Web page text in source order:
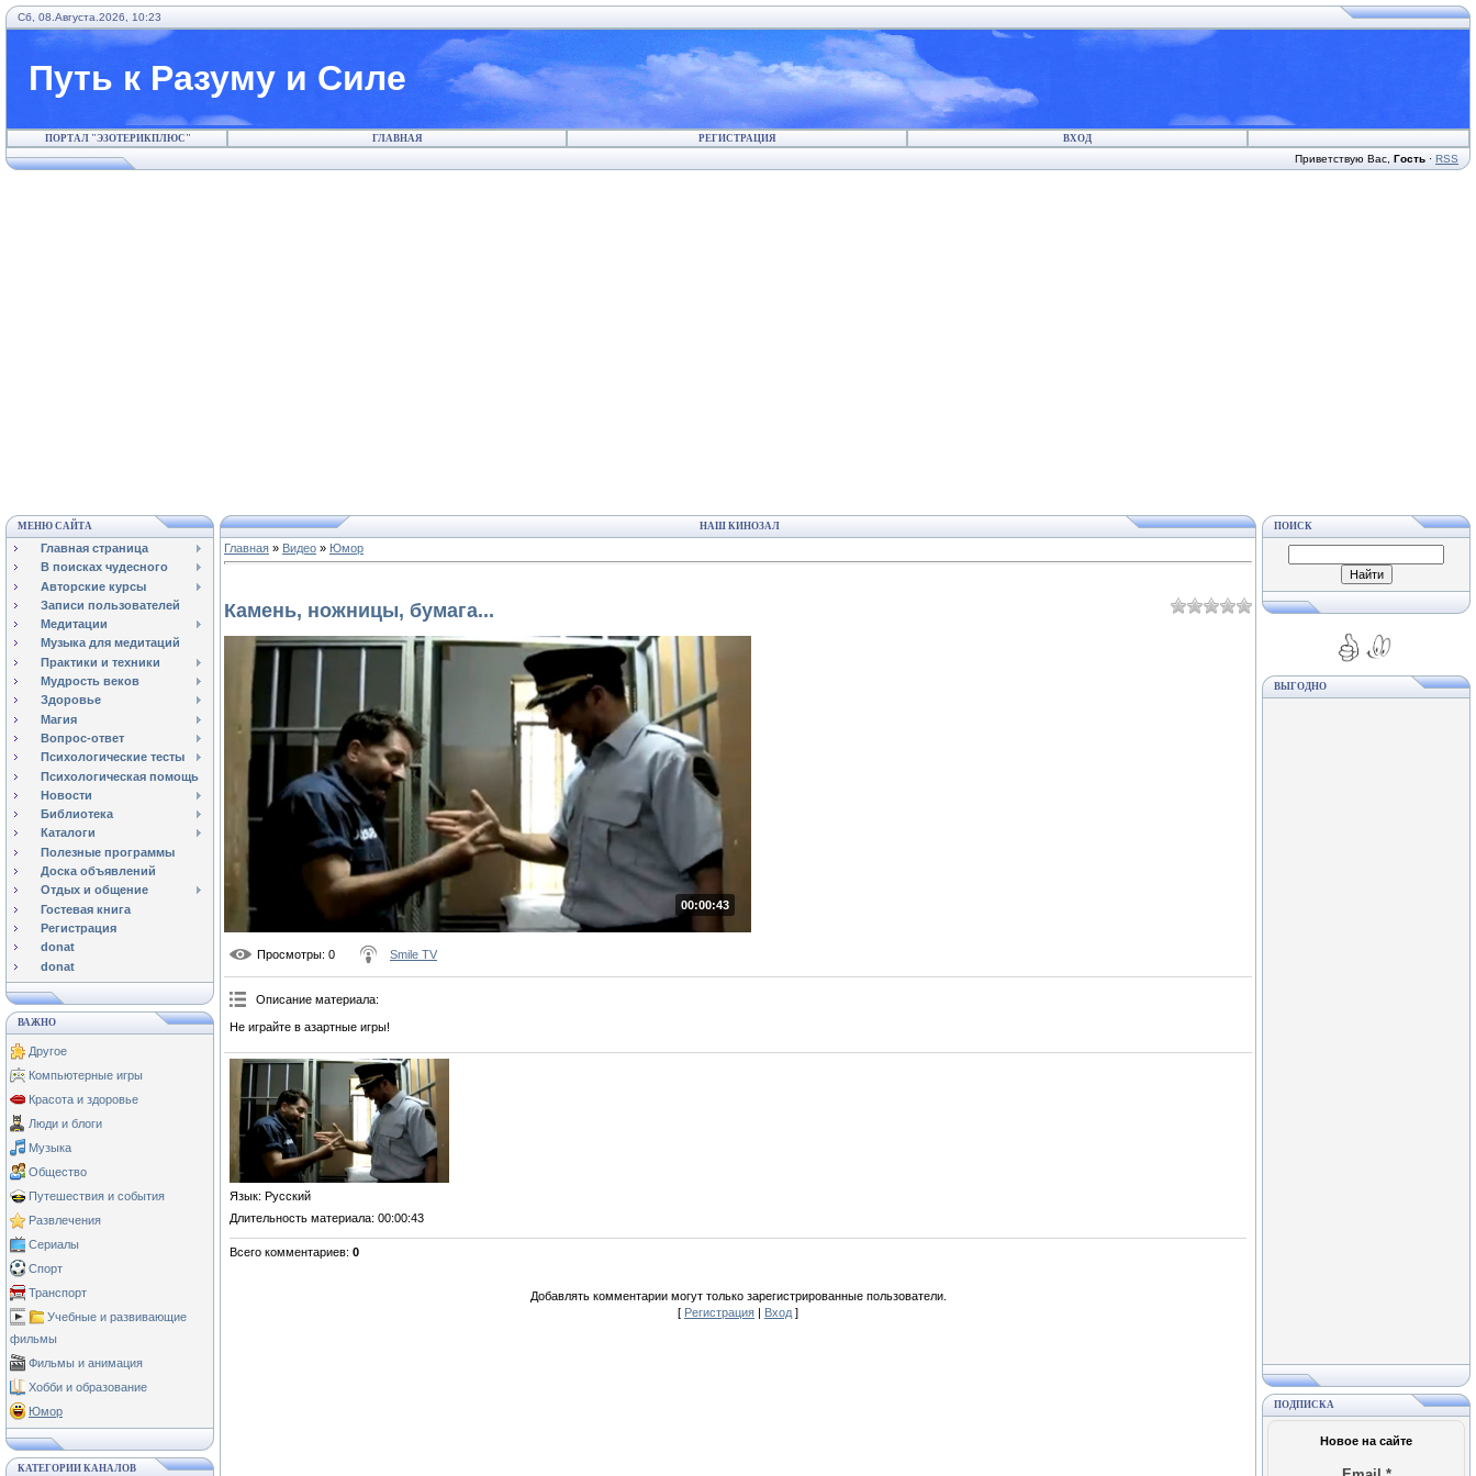
Сб, 08.Августа.2026, 10:23
Путь к Разуму и Силе
ПОРТАЛ "ЭЗОТЕРИКПЛЮС" ГЛАВНАЯ РЕГИСТРАЦИЯ ВХОД
Приветствую Вас Гость · RSS
МЕНЮ САЙТА
Главная страница
В поисках чудесного
Авторские курсы
Записи пользователей
Медитации
Музыка для медитаций
Практики и техники
Мудрость веков
Здоровье
Магия
Вопрос-ответ
Психологические тесты
Психологическая помощь
Новости
Библиотека
Каталоги
Полезные программы
Доска объявлений
Отдых и общение
Гостевая книга
Регистрация
donat
donat
ВАЖНО
Другое
Компьютерные игры
Красота и здоровье
Люди и блоги
Музыка
Общество
Путешествия и события
Развлечения
Сериалы
Спорт
Транспорт
Учебные и развивающие
фильмы
Фильмы и анимация
Хобби и образование
Юмор
КАТЕГОРИИ КАНАЛОВ
НАШ КИНОЗАЛ
Главная » Видео » Юмор
Камень, ножницы, бумага...
00:00:43
Просмотры: 0 Smile TV
Описание материала:
Не играйте в азартные игры!
Язык: Русский
Длительность материала: 00:00:43
Всего комментариев: 0
Добавлять комментарии могут только зарегистрированные пользователи.
[ Регистрация | Вход ]
ПОИСК
ВЫГОДНО
ПОДПИСКА
Новое на сайте